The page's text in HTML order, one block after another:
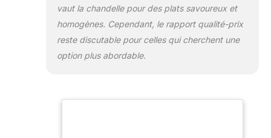
vaut la chandelle pour des plats savoureux et
homogènes. Cependant, le rapport qualité-prix
reste discutable pour celles qui cherchent une
option plus abordable.